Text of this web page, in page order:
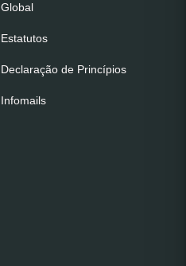
Global
Estatutos
Declaração de Princípios
Infomails